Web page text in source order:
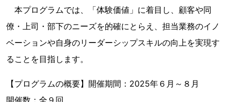
本プログラムでは、「体験価値」に着目し、顧客や同
僚・上司・部下のニーズを的確にとらえ、担当業務のイノ
ベーションや自身のリーダーシップスキルの向上を実現す
ることを目指します。
【プログラムの概要】開催期間：2025年６月～８月
開催数：全９回